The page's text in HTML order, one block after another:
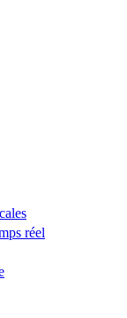
réel